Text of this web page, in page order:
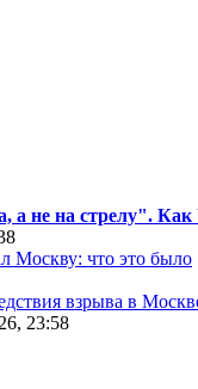
а не на стрелу". Как
Москву: что это было
взрыва в
23:58